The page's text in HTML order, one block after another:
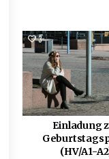
3
Einladung
(HV/A1-